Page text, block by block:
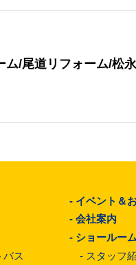
/尾道リフォーム/松
バス
- イベント＆
-会社案内
- ショールー
- スタッフ